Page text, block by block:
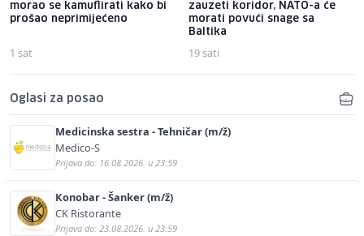
morao se kamuflirati kako bi
prošao neprimijećeno
1 sat
zauzeti koridor, NATO-a će
morati povući snage sa
Baltika
19 sati
Oglasi za posao
Medicinska sestra - Tehničar (m/ž)
Medico-S
Prijava do: 16.08.2026. u 23:59
Konobar - Šanker (m/ž)
CK Ristorante
Prijava do: 23.08.2026. u 23:59